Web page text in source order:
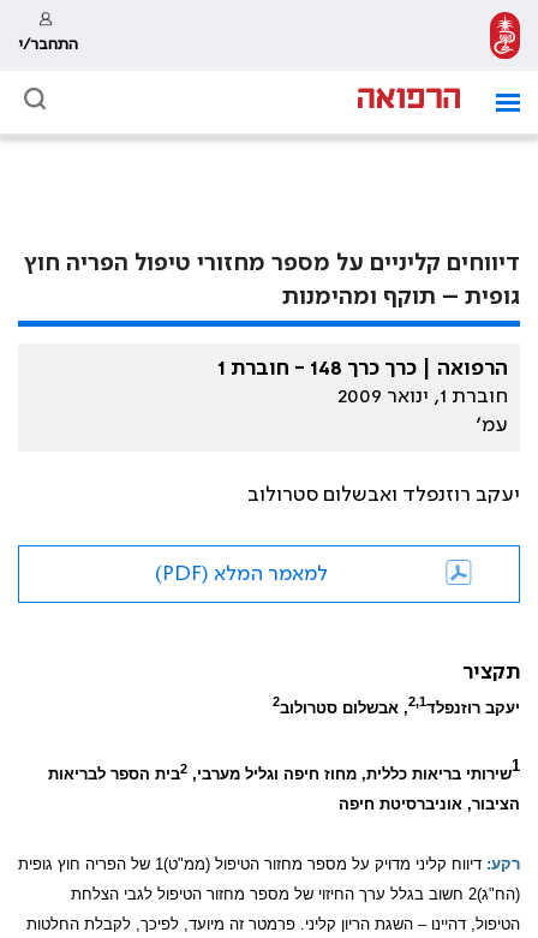
התחבר/י
דיווחים קליניים על מספר מחזורי טיפול הפריה חוץ
גופית – תוקף ומהימנות
הרפואה | כרך כרך 148 - חוברת 1
חוברת 1, ינואר 2009
עמ׳
יעקב רוזנפלד ואבשלום סטרולוב
למאמר המלא (PDF)
תקציר
יעקב רוזנפלד2,1, אבשלום סטרולוב2
1שירותי בריאות כללית, מחוז חיפה וגליל מערבי, 2בית הספר לבריאות
הציבור, אוניברסיטת חיפה
רקע:
דיווח קליני מדויק על מספר מחזור הטיפול (ממ"ט)1 של הפריה חוץ גופית
(הח"ג)2 חשוב בגלל ערך החיזוי של מספר מחזור הטיפול לגבי הצלחת
הטיפול, דהיינו – השגת הריון קליני. פרמטר זה מיועד, לפיכך, לקבלת החלטות